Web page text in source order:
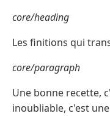
core/heading
Les finitions qui
core/paragraph
Une bonne recette,
inoubliable, c'est